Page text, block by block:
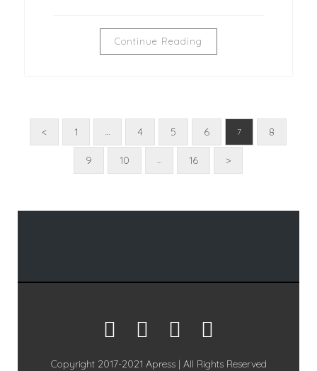
Continue Reading
< 1 … 4 5 6 7 8
9 10 … 16 >
Copyright 2017-2021 Apress | All Rights Reserved